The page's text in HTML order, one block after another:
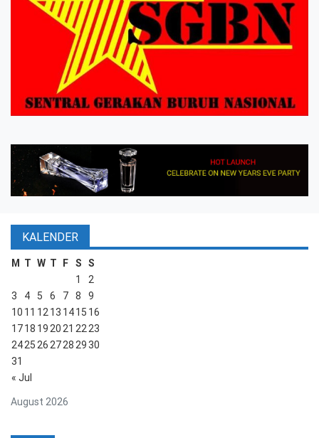
KALENDER
August 2026
M T W T F S S
« Jul
1
2
3
4 5 6 7 8
9
10 11 1213 1415 16
1718 192021 2223
24252627282930
31